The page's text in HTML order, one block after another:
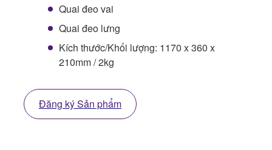
Quai đeo vai
Quai đeo lưng
Kích thước/Khối lượng: 1170 x 360 x
210mm / 2kg
Đăng ký Sản phẩm